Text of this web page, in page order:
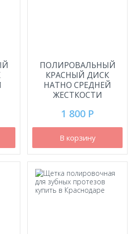
ПОЛИРОВАЛЬНЫЙ
КРАСНЫЙ ДИСК
HATHO СРЕДНЕЙ
ЖЕСТКОСТИ
1 800 Р
В корзину